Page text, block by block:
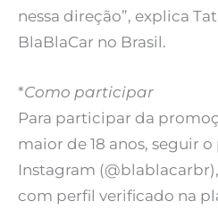
nessa direção”, explica
BlaBlaCar no Brasil.
*Como participar
Para participar da
maior de 18 anos, seguir
Instagram
com perfil verificado na